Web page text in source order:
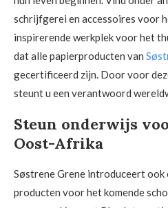
schrijfgerei en accessoires voor
inspirerende werkplek voor het
dat alle papierproducten van
gecertificeerd zijn. Door voor
steunt u een verantwoord
Steun onderwijs
Oost-Afrika
Søstrene Grene introduceert ook
producten voor het komende